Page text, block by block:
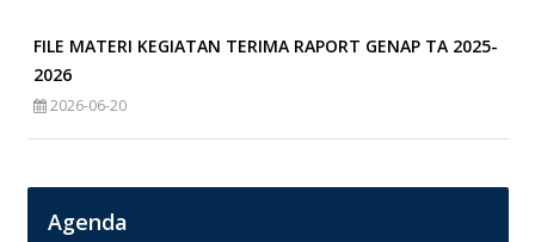
FILE MATERI KEGIATAN TERIMA RAPORT GENAP TA 2025-
2026
2026-06-20
Agenda